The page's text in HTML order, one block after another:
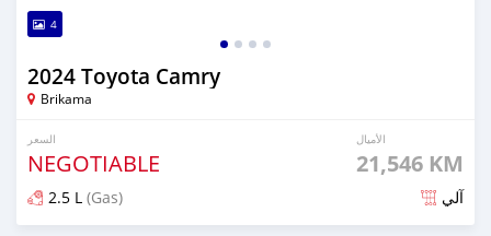
4
2024 Toyota Camry
Brikama
السعر
NEGOTIABLE
الأميال
21,546 KM
2.5 L (Gas) آلي